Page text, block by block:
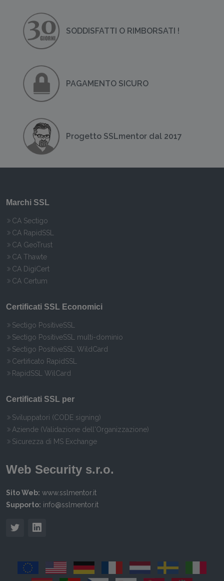
SODDISFATTI O RIMBORSATI !
PAGAMENTO SICURO
Progetto SSLmentor dal 2017
Marchi SSL
CA Sectigo
CA RapidSSL
CA GeoTrust
CA Thawte
CA DigiCert
CA Certum
Certificati SSL Economici
Sectigo PositiveSSL
Sectigo PositiveSSL multi-dominio
Sectigo PositiveSSL WildCard
Certificato RapidSSL
RapidSSL WilCard
Certificati SSL per
Sviluppatori (CODE signing)
Aziende (Validazione dell'Organizzazione)
Sicurezza di MS Exchange
Web Security s.r.o.
Sito Web: www.sslmentor.it
Supporto: info@sslmentor.it